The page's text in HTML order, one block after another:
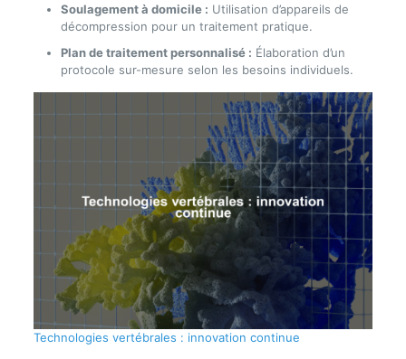
Soulagement à domicile : Utilisation d’appareils de
décompression pour un traitement pratique.
Plan de traitement personnalisé : Élaboration d’un
protocole sur-mesure selon les besoins individuels.
Technologies vertébrales : innovation continue